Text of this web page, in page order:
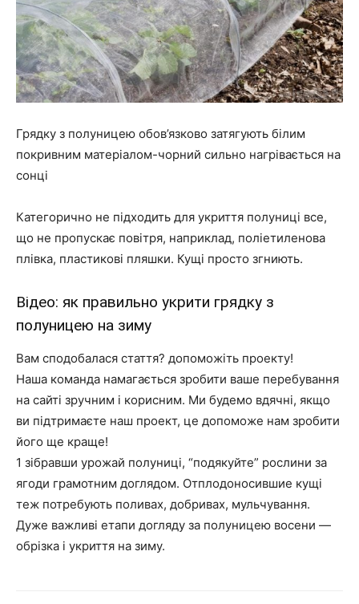
Грядку з полуницею обов’язково затягують білим
покривним матеріалом-чорний сильно нагрівається на
сонці
Категорично не підходить для укриття полуниці все,
що не пропускає повітря, наприклад, поліетиленова
плівка, пластикові пляшки. Кущі просто згниють.
Відео: як правильно укрити грядку з
полуницею на зиму
Вам сподобалася стаття? допоможіть проекту!
Наша команда намагається зробити ваше перебування
на сайті зручним і корисним. Ми будемо вдячні, якщо
ви підтримаєте наш проект, це допоможе нам зробити
його ще краще!
1 зібравши урожай полуниці, “подякуйте” рослини за
ягоди грамотним доглядом. Отплодоносившие кущі
теж потребують поливах, добривах, мульчування.
Дуже важливі етапи догляду за полуницею восени —
обрізка і укриття на зиму.